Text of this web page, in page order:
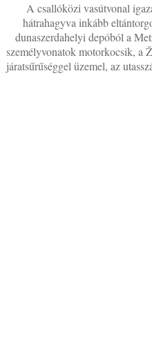
A csallóközi vasútvonal
hátrahagyva inkább
dunaszerdahelyi depóból a
személyvonatok motorkocsik, a
járatsűrűséggel üzemel, az